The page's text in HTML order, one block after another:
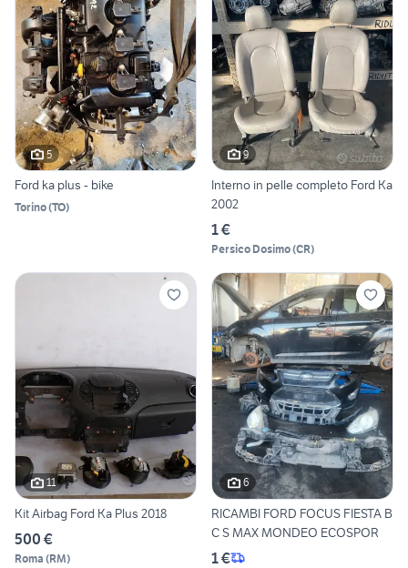
5
Ford ka plus - bike
Torino(TO)
9
Interno in pelle completo Ford Ka
2002
1 €
Persico Dosimo(CR)
11
Kit Airbag Ford Ka Plus 2018
500 €
Roma (RM)
6
RICAMBI FORD FOCUS FIESTA B
C S MAX MONDEO ECOSPOR
1 €